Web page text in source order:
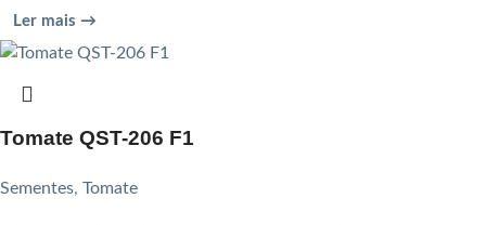
Ler mais →
Tomate QST-206 F1
Sementes, Tomate